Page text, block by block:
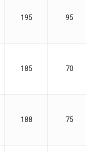
195 95
185 70
188 75